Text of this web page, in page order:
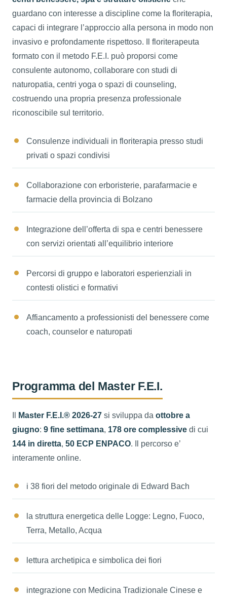
guardano con interesse a discipline come la floriterapia,
capaci di integrare l’approccio alla persona in modo non
invasivo e profondamente rispettoso. Il floriterapeuta
formato con il metodo F.E.I. può proporsi come
consulente autonomo, collaborare con studi di
naturopatia, centri yoga o spazi di counseling,
costruendo una propria presenza professionale
riconoscibile sul territorio.
Consulenze individuali in floriterapia presso studi
privati o spazi condivisi
Collaborazione con erboristerie, parafarmacie e
farmacie della provincia di Bolzano
Integrazione dell’offerta di spa e centri benessere
con servizi orientati all’equilibrio interiore
Percorsi di gruppo e laboratori esperienziali in
contesti olistici e formativi
Affiancamento a professionisti del benessere come
coach, counselor e naturopati
Programma del Master F.E.I.
Master F.E.I.® 2026-27 si sviluppa da ottobre a
giugno: 9 fine settimana, 178 ore complessive di cui
144 in diretta, 50 ECP ENPACO. Il percorso e’
interamente online.
i 38 fiori del metodo originale di Edward Bach
la struttura energetica delle Logge: Legno, Fuoco,
Terra, Metallo, Acqua
lettura archetipica e simbolica dei fiori
integrazione con Medicina Tradizionale Cinese e